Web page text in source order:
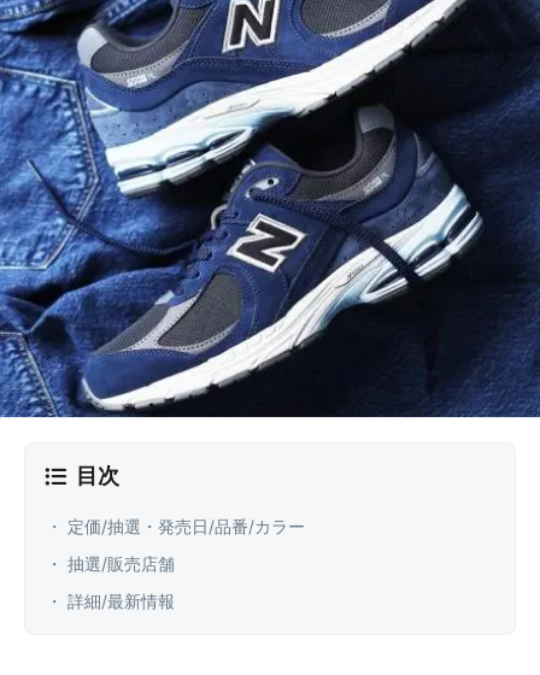
目次
・ 定価/抽選・発売日/品番/カラー
・ 抽選/販売店舗
・ 詳細/最新情報